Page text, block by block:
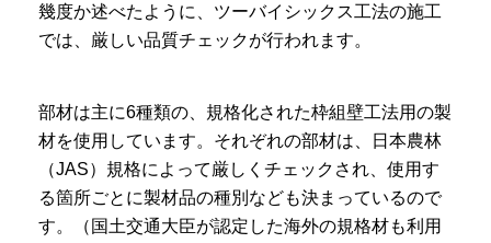
幾度か述べたように、ツーバイシックス工法の施工
では、厳しい品質チェックが行われます。
部材は主に6種類の、規格化された枠組壁工法用の製
材を使用しています。それぞれの部材は、日本農林
（JAS）規格によって厳しくチェックされ、使用す
る箇所ごとに製材品の種別なども決まっているので
す。（国土交通大臣が認定した海外の規格材も利用